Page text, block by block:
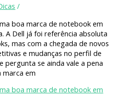
/
boa marca de notebook em
A Dell já foi referência absoluta
mas com a chegada de novos
e mudanças no perfil de
pergunta se ainda vale a pena
em
boa marca de notebook em